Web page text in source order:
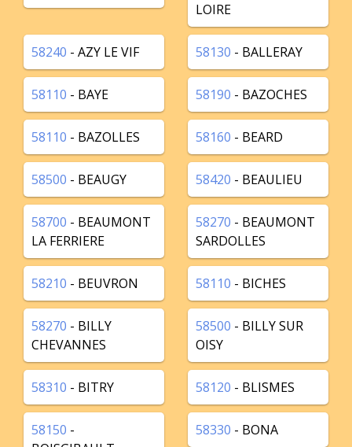
LOIRE
58240 - AZY LE VIF 58130 - BALLERAY
58110 - BAYE 58190 - BAZOCHES
58110 - BAZOLLES 58160 - BEARD
58500 - BEAUGY 58420 - BEAULIEU
58700 - BEAUMONT
LA FERRIERE
58270 - BEAUMONT
SARDOLLES
58210 - BEUVRON 58110 - BICHES
58270 - BILLY
CHEVANNES
58500 - BILLY SUR
OISY
58310 - BITRY 58120 - BLISMES
58150 -
58330 - BONA